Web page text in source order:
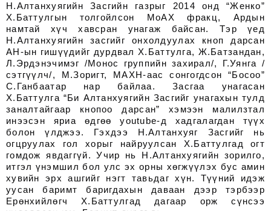
Н.Алтанхуягийн Засгийн газрыг 2014 онд “Женко”
Х.Баттулгын толгойлсон МоАХ фракц, Ардын
намтай хүч хавсран унагаж байсан. Тэр үед
Н.Алтанхуягийн засгийг онхолдуулах кноп дарсан
АН-ын гишүүдийг дурдвал Х.Баттулга, Ж.Батзандан,
Л.Эрдэнэчимэг /Монос группийн захирал/, Г.Уянга /
сэтгүүлч/, М.Зоригт, МАХН-аас сонгогдсон “Босоо”
С.Ганбаатар нар байлаа. Засгаа унагасан
Х.Баттулга “Би Алтанхуягийн Засгийг унагахын тулд
заналтайгаар кнопоо дарсан” хэмээн малилзтал
инээсэн яриа өдгөө youtube-д хадгалагдан түүх
болон үлджээ. Гэхдээ Н.Алтанхуяг Засгийг нь
огцруулах гол хорыг найруулсан Х.Баттулгад огт
гомдож явдаггүй. Учир нь Н.Алтанхуягийн зорилго,
итгэл үнэмшил бол улс эх орны хөгжүүлэх бус амин
хувийн эрх ашгийг нэгт тавьдаг хүн. Түүний идэж
уусан баримт баригдахын даваан дээр тэрбээр
Ерөнхийлөгч Х.Баттулгад дагаар орж сүнсээ